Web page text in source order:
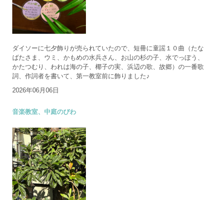
ダイソーに七夕飾りが売られていたので、短冊に童謡１０曲（たな
ばたさま、ウミ、かもめの水兵さん、お山の杉の子、水でっぽう、
かたつむり、われは海の子、椰子の実、浜辺の歌、故郷）の一番歌
詞、作詞者を書いて、第一教室前に飾りました♪
2026年06月06日
音楽教室、中庭のびわ